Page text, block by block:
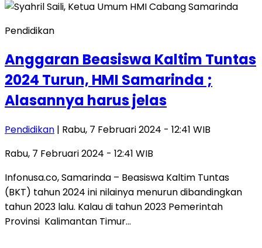
Pendidikan
Anggaran Beasiswa Kaltim Tuntas
2024 Turun, HMI Samarinda ;
Alasannya harus jelas
Pendidikan | Rabu, 7 Februari 2024 - 12:41 WIB
Rabu, 7 Februari 2024 - 12:41 WIB
Infonusa.co, Samarinda – Beasiswa Kaltim Tuntas
(BKT) tahun 2024 ini nilainya menurun dibandingkan
tahun 2023 lalu. Kalau di tahun 2023 Pemerintah
Provinsi Kalimantan Timur…